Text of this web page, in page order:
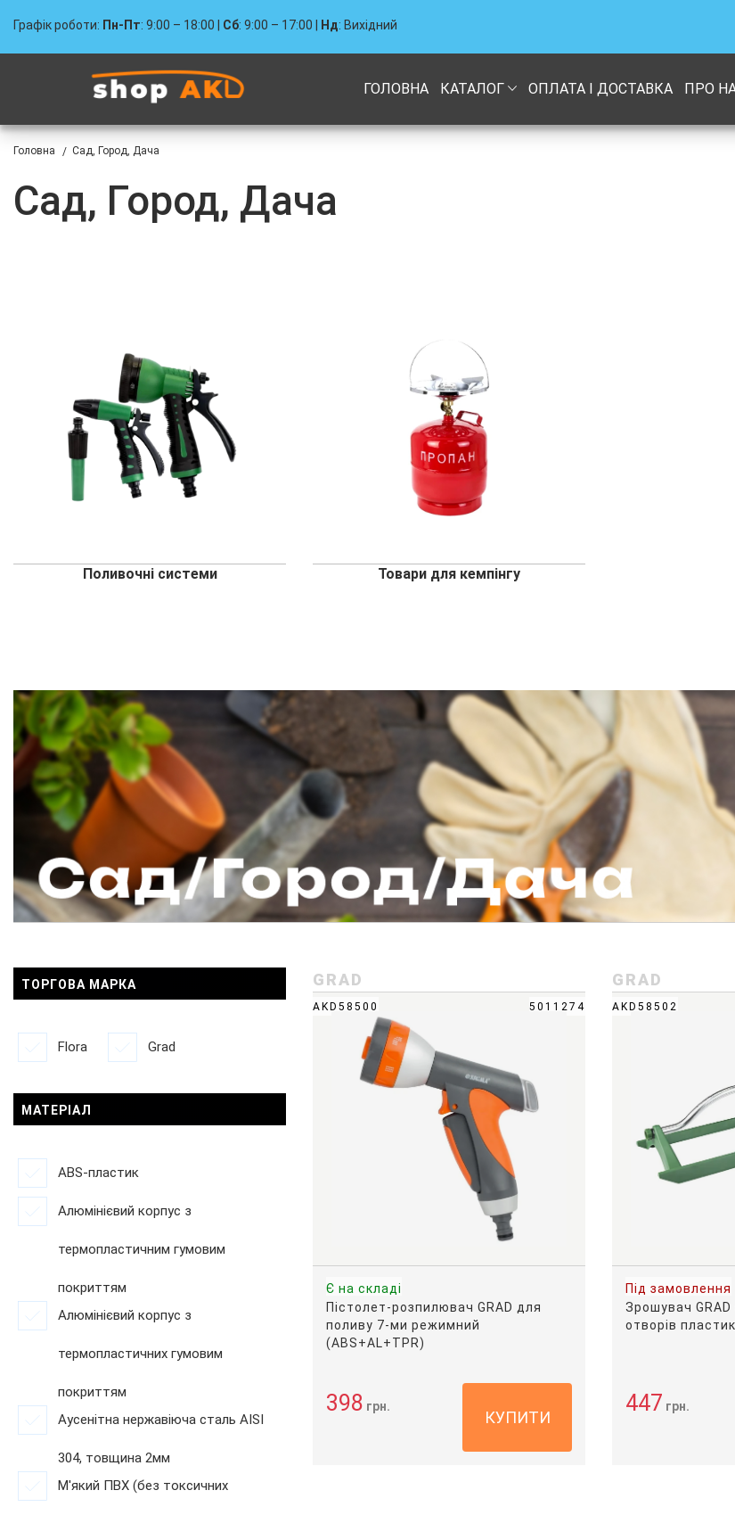
Графік роботи: Пн-Пт: 9:00 – 18:00 | Сб: 9:00 – 17:00 | Нд: Вихідний
ГОЛОВНА КАТАЛОГ ОПЛАТА І ДОСТАВКА ПРО
Головна / Сад, Город, Дача
Сад, Город, Дача
Поливочні системи Товари для кемпінгу
ТОРГОВА МАРКА
Flora Grad
МАТЕРІАЛ
ABS-пластик
Алюмінієвий корпус з
термопластичним гумовим
покриттям
Алюмінієвий корпус з
термопластичних гумовим
покриттям
Аусенітна нержавіюча сталь AISI
304, товщина 2мм
М'який ПВХ (без токсичних
GRAD
AKD58500 5011274
Є на складі
Пістолет-розпилювач GRAD для
поливу 7-ми режимний
(ABS+AL+TPR)
398 грн.
КУПИТИ
GRAD
AKD58502
Під замовлення
Зрошувач
отворів
447 грн.